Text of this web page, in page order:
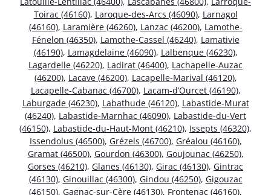
Toirac (46160), Laroque-des-Arcs (46090), Larnagol
(46160), Laramière (46260), Lanzac (46200), Lamothe-
Fénelon (46350), Lamothe-Cassel (46240), Lamativie
(46190), Lamagdelaine (46090), Lalbenque (46230),
Lagardelle (46220), Ladirat (46400), Lachapelle-Auzac
(46200), Lacave (46200), Lacapelle-Marival (46120),
Lacapelle-Cabanac (46700), Lacam-d’Ourcet (46190),
Laburgade (46230), Labathude (46120), Labastide-Murat
(46240), Labastide-Marnhac (46090), Labastide-du-Vert
(46150), Labastide-du-Haut-Mont (46210), Issepts (46320),
Issendolus (46500), Grézels (46700), Gréalou (46160),
Gramat (46500), Gourdon (46300), Goujounac (46250),
Gorses (46210), Glanes (46130), Girac (46130), Gintrac
(46130), Ginouillac (46300), Gindou (46250), Gigouzac
(46150), Gagnac-sur-Cère (46130), Frontenac (46160),